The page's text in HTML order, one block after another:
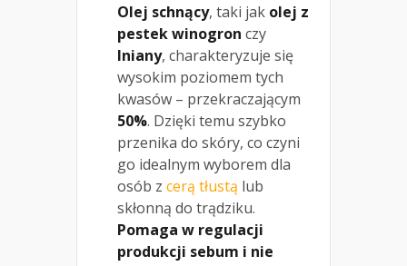
Olej schnący, taki jak olej z
pestek winogron czy
lniany, charakteryzuje się
wysokim poziomem tych
kwasów – przekraczającym
50%. Dzięki temu szybko
przenika do skóry, co czyni
go idealnym wyborem dla
osób z cerą tłustą lub
skłonną do trądziku.
Pomaga w regulacji
produkcji sebum i nie